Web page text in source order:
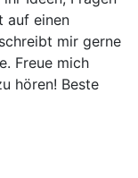
auf einen
mir gerne
Freue mich
hören! Beste